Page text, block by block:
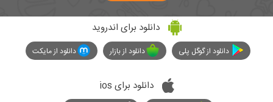
دانلود برای اندروید
دانلود از گوگل پلی دانلود از بازار دانلود از مایکت
دانلود برای ios